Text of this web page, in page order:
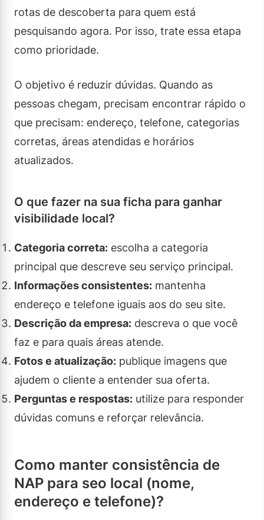
rotas de descoberta para quem está
pesquisando agora. Por isso, trate essa etapa
como prioridade.
O objetivo é reduzir dúvidas. Quando as
pessoas chegam, precisam encontrar rápido o
que precisam: endereço, telefone, categorias
corretas, áreas atendidas e horários
atualizados.
O que fazer na sua ficha para ganhar
visibilidade local?
Categoria correta: escolha a categoria
principal que descreve seu serviço principal.
Informações consistentes: mantenha
endereço e telefone iguais aos do seu site.
Descrição da empresa: descreva o que você
faz e para quais áreas atende.
Fotos e atualização: publique imagens que
ajudem o cliente a entender sua oferta.
Perguntas e respostas: utilize para responder
dúvidas comuns e reforçar relevância.
Como manter consistência de
NAP para seo local (nome,
endereço e telefone)?